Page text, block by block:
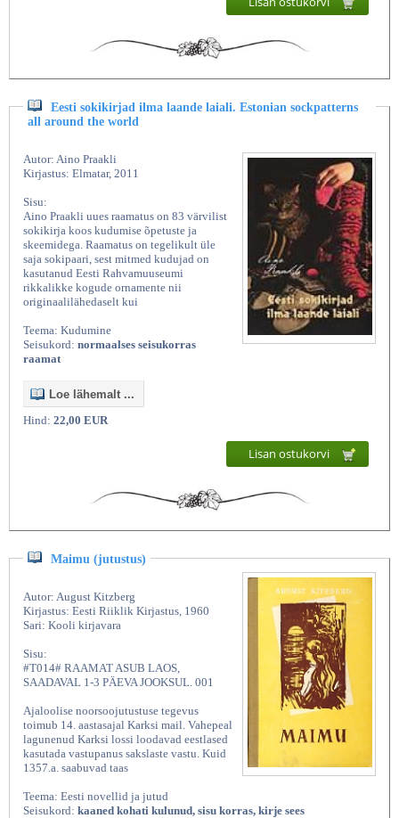
Eesti sokikirjad ilma laande laiali. Estonian sockpatterns
all around the world
Autor: Aino Praakli
Kirjastus: Elmatar, 2011
Sisu:
Aino Praakli uues raamatus on 83 värvilist
sokikirja koos kudumise õpetuste ja
skeemidega. Raamatus on tegelikult üle
saja sokipaari, sest mitmed kudujad on
kasutanud Eesti Rahvamuuseumi
rikkalikke kogude ornamente nii
originaalilähedaselt kui
Teema: Kudumine
Seisukord: normaalses seisukorras
raamat
Loe lähemalt ...
Hind: 22,00 EUR
Lisan ostukorvi
Maimu (jutustus)
Autor: August Kitzberg
Kirjastus: Eesti Riiklik Kirjastus, 1960
Sari: Kooli kirjavara
Sisu:
#T014# RAAMAT ASUB LAOS,
SAADAVAL 1-3 PÄEVA JOOKSUL. 001
Ajaloolise noorsoojutustuse tegevus
toimub 14. aastasajal Karksi mail. Vahepeal
lagunenud Karksi lossi loodavad eestlased
kasutada vastupanus sakslaste vastu. Kuid
1357.a. saabuvad taas
Teema: Eesti novellid ja jutud
Seisukord: kaaned kohati kulunud, sisu korras, kirje sees